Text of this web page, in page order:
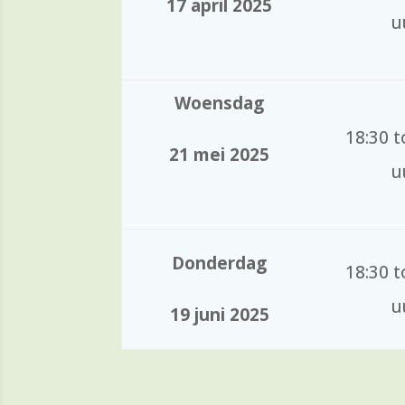
17 april 2025
Woensdag
21 mei 2025
18:30
Donderdag
19 juni 2025
18:30